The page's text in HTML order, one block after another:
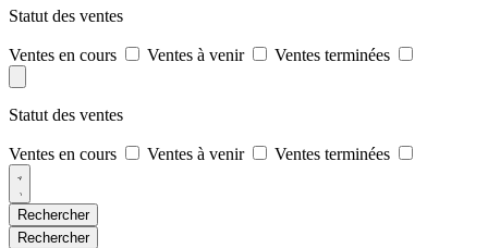
Statut des ventes
Ventes en cours Ventes à venir Ventes terminées
Statut des ventes
Ventes en cours Ventes à venir Ventes terminées
Rechercher
Rechercher